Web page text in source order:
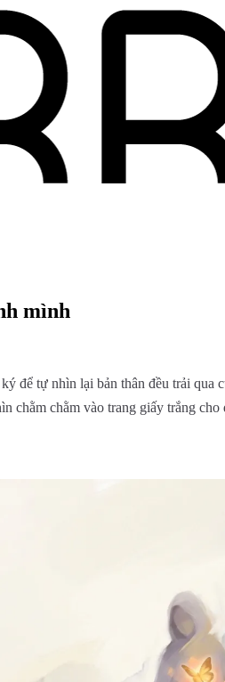
mình
để tự nhìn lại bản thân đều trải qua
chằm chằm vào trang giấy trắng